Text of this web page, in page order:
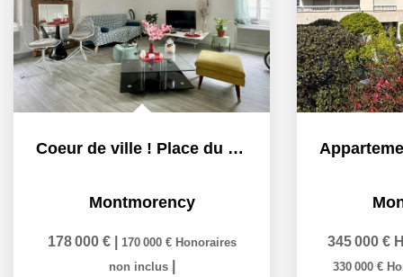
Coeur de ville ! Place du marché
Montmorency
178 000 € 170 000 € Honoraires
non inclus
345 000 €
330 000 €